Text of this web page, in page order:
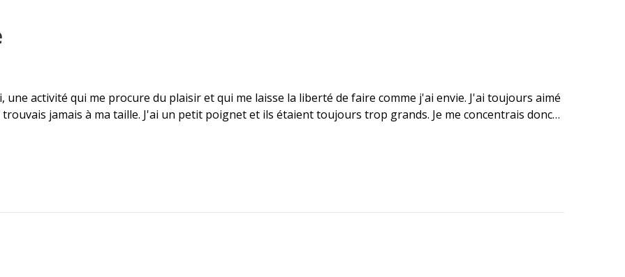
activité qui me procure du plaisir et qui me laisse la liberté de faire comme j'ai envie. J'ai toujours aimé
jamais à ma taille. J'ai un petit poignet et ils étaient toujours trop grands. Je me concentrais donc…